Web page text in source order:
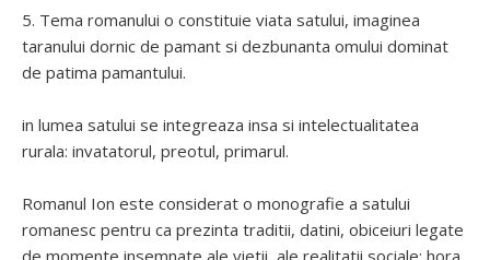
5. Tema romanului o constituie viata satului, imaginea
taranului dornic de pamant si dezbunanta omului dominat
de patima pamantului.
in lumea satului se integreaza insa si intelectualitatea
rurala: invatatorul, preotul, primarul.
Romanul Ion este considerat o monografie a satului
romanesc pentru ca prezinta traditii, datini, obiceiuri legate
de momente insemnate ale vietii, ale realitatii sociale: hora,